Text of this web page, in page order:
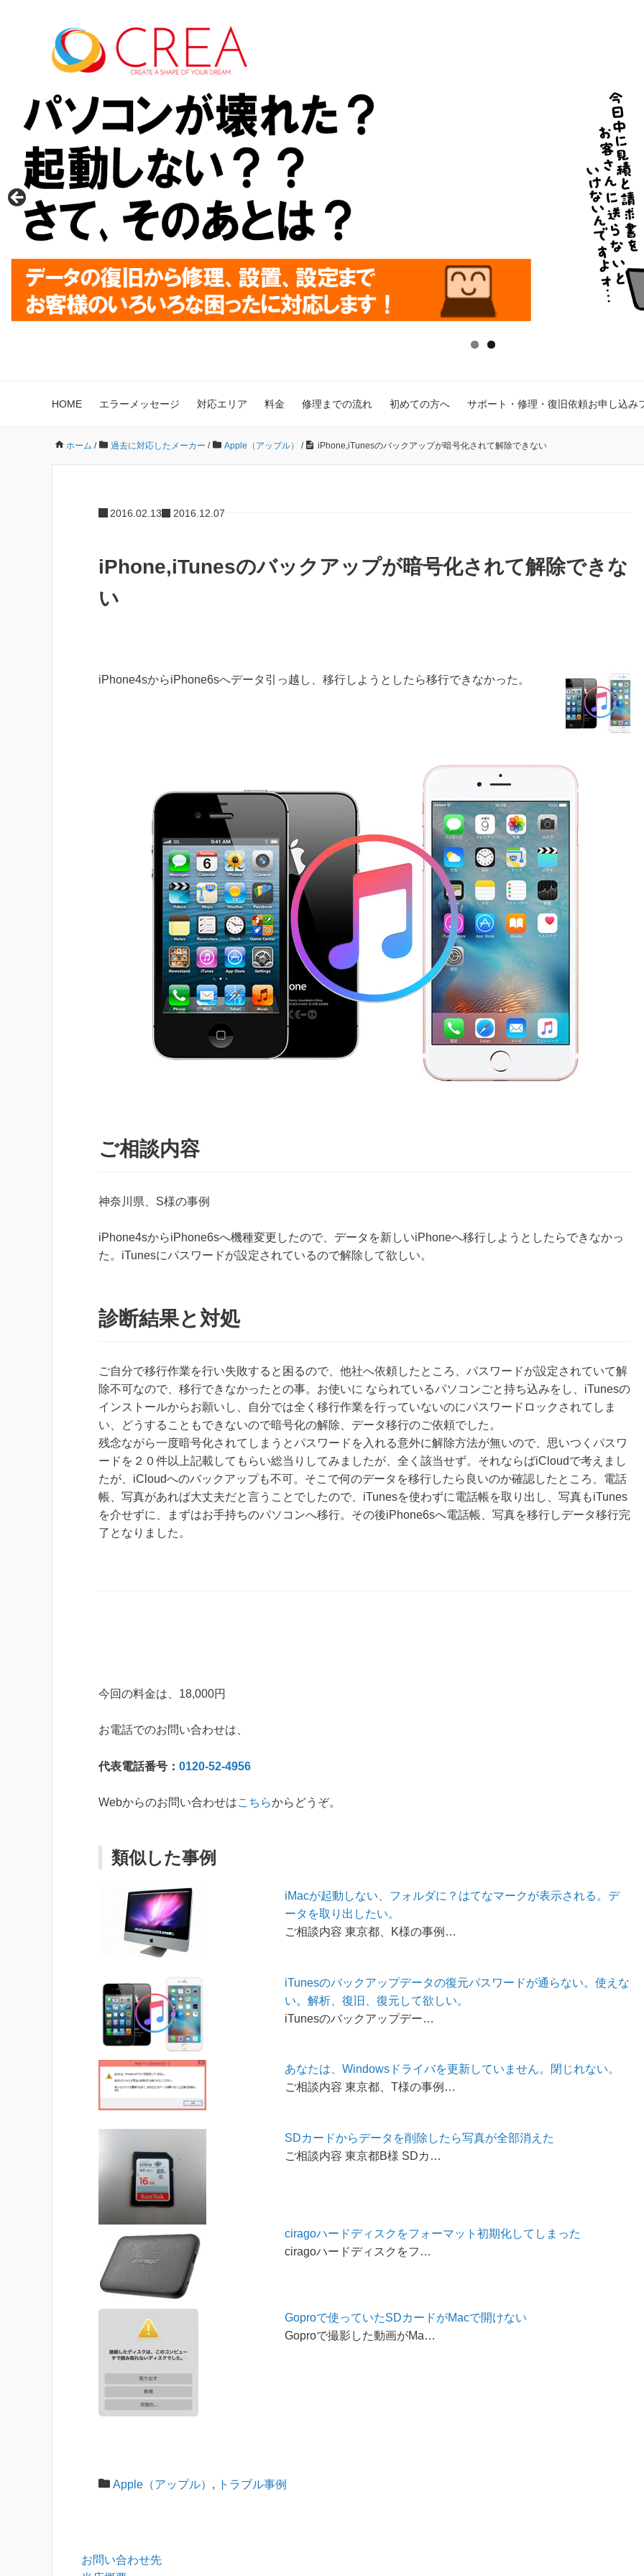
HOME エラーメッセージ 対応エリア 料金 修理までの流れ 初めての方へ サポート・修理・復旧依頼お申し込み
ホーム / 過去に対応したメーカー / Apple（アップル） / iPhone,iTunesのバックアップが暗号化されて解除できない
2016.02.13 2016.12.07
iPhone,iTunesのバックアップが暗号化されて解除できな
い
iPhone4sからiPhone6sへデータ引っ越し、移行しようとしたら移行できなかった。
ご相談内容
神奈川県、S様の事例
iPhone4sからiPhone6sへ機種変更したので、データを新しいiPhoneへ移行しようとしたらできなかっ
た。iTunesにパスワードが設定されているので解除して欲しい。
診断結果と対処
ご自分で移行作業を行い失敗すると困るので、他社へ依頼したところ、パスワードが設定されていて解
除不可なので、移行できなかったとの事。お使いに なられているパソコンごと持ち込みをし、iTunesの
インストールからお願いし、自分では全く移行作業を行っていないのにパスワードロックされてしま
い、どうすることもできないので暗号化の解除、データ移行のご依頼でした。
残念ながら一度暗号化されてしまうとパスワードを入れる意外に解除方法が無いので、思いつくパスワ
ードを２０件以上記載してもらい総当りしてみましたが、全く該当せず。それならばiCloudで考えまし
たが、iCloudへのバックアップも不可。そこで何のデータを移行したら良いのか確認したところ、電話
帳、写真があれば大丈夫だと言うことでしたので、iTunesを使わずに電話帳を取り出し、写真もiTunes
を介せずに、まずはお手持ちのパソコンへ移行。その後iPhone6sへ電話帳、写真を移行しデータ移行完
了となりました。
今回の料金は、18,000円
お電話でのお問い合わせは、
代表電話番号： 0120-52-4956
Webからのお問い合わせはこちらからどうぞ。
類似した事例
iMacが起動しない、フォルダに？はてなマークが表示される。デ
ータを取り出したい。
ご相談内容 東京都、K様の事例…
iTunesのバックアップデータの復元パスワードが通らない。使えな
い。解析、復旧、復元して欲しい。
iTunesのバックアップデー…
あなたは、Windowsドライバを更新していません。閉じれない。
ご相談内容 東京都、T様の事例…
SDカードからデータを削除したら写真が全部消えた
ご相談内容 東京都B様 SDカ…
ciragoハードディスクをフォーマット初期化してしまった
ciragoハードディスクをフ…
Goproで使っていたSDカードがMacで開けない
Goproで撮影した動画がMa…
Apple（アップル） , トラブル事例
お問い合わせ先